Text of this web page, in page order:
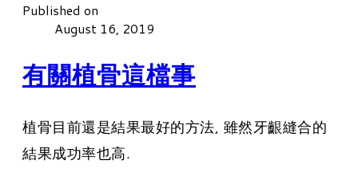
Published on
August 16, 2019
有關植骨這檔事
植骨目前還是結果最好的方法, 雖然牙齦縫合的
結果成功率也高.